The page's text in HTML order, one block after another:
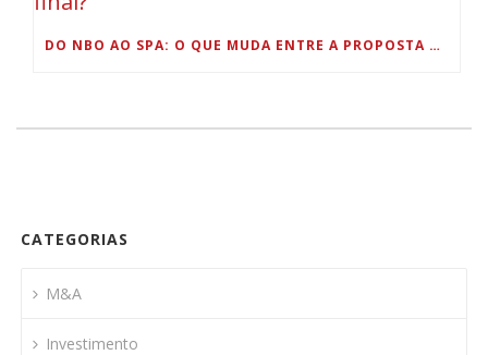
DO NBO AO SPA: O QUE MUDA ENTRE A PROPOSTA NÃO VINCULATIVA E O CONTRATO FINAL?
CATEGORIAS
M&A
Investimento